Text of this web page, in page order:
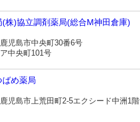
(株)協立調剤薬局(総合M神田倉庫)
児島市中央町30番6号
中央町101号
ばめ薬局
児島市上荒田町2-5エクシード中洲1階